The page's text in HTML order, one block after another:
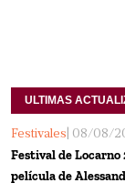
ULTIMAS
Festivales | 08/08/
Festival de Locarno
película de